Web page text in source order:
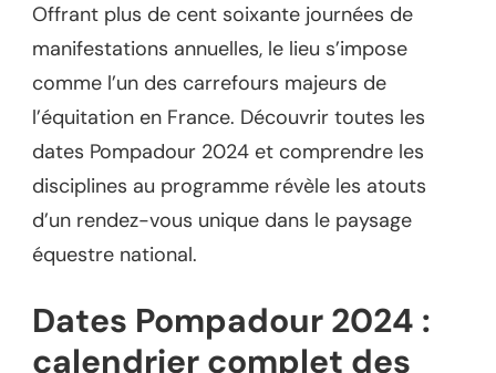
Offrant plus de cent soixante journées de
manifestations annuelles, le lieu s’impose
comme l’un des carrefours majeurs de
l’équitation en France. Découvrir toutes les
dates Pompadour 2024 et comprendre les
disciplines au programme révèle les atouts
d’un rendez-vous unique dans le paysage
équestre national.
Dates Pompadour 2024 :
calendrier complet des